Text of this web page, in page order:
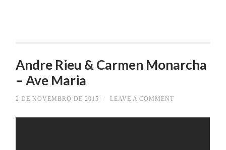
Andre Rieu & Carmen Monarcha
– Ave Maria
2 DE NOVEMBRO DE 2015 LEAVE A COMMENT